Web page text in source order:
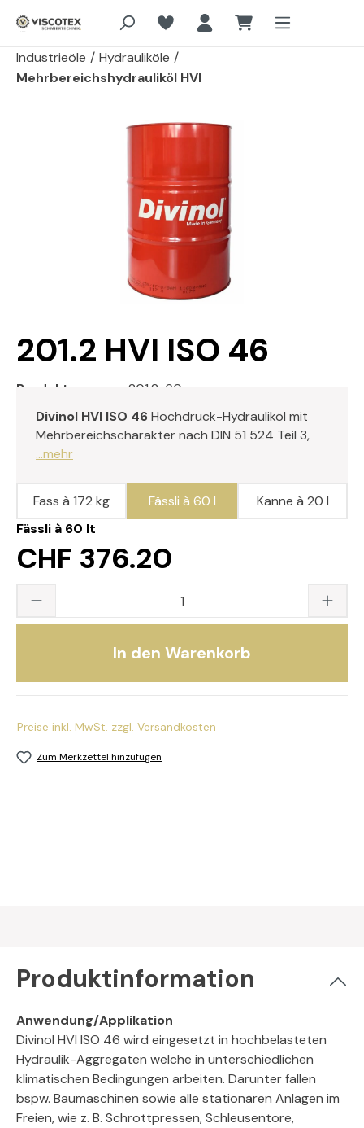
Zum Hauptinhalt springen
Industrieöle / Hydrauliköle /
Mehrbereichshydrauliköl HVI
Bildergalerie überspringen
201.2 HVI ISO 46
Produktnummer:201.2-60
Divinol HVI ISO 46Hochdruck-Hydrauliköl mit
Mehrbereichscharakter nach DIN 51 524 Teil 3,
...mehr
Fässli à 60 lt
CHF 376.20
Fass à 172 kg Fässli à 60 l Kanne à 20 l
Produkt Anzahl: Gib den gewünschten
In den Warenkorb
Preise inkl. MwSt. zzgl. Versandkosten
Zum Merkzettel hinzufügen
Produktinformation
Anwendung/Applikation
Divinol HVI ISO 46 wird eingesetzt in hochbelasteten
Hydraulik-Aggregaten welche in unterschiedlichen
klimatischen Bedingungen arbeiten. Darunter fallen
bspw. Baumaschinen sowie alle stationären Anlagen im
Freien, wie z. B. Schrottpressen, Schleusentore,